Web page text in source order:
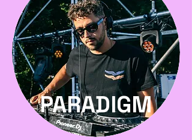
PARADIGM